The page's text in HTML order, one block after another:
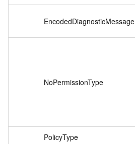
EncodedDiagnosticMessage
NoPermissionType
PolicyType